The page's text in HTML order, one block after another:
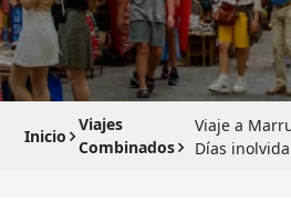
Inicio
Viajes
Combinados
Viaje a
Días